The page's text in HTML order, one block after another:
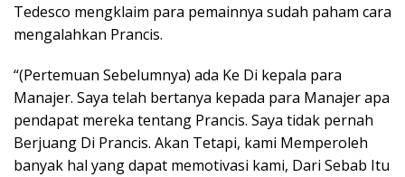
Tedesco mengklaim para pemainnya sudah paham cara
mengalahkan Prancis.
“(Pertemuan Sebelumnya) ada Ke Di kepala para
Manajer. Saya telah bertanya kepada para Manajer apa
pendapat mereka tentang Prancis. Saya tidak pernah
Berjuang Di Prancis. Akan Tetapi, kami Memperoleh
banyak hal yang dapat memotivasi kami, Dari Sebab Itu